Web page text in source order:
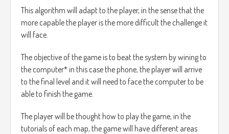
This algorithm will adapt to the player, in the sense that the
more capable the player is the more difficult the challenge it
will face.
The objective of the game is to beat the system by wining to
the computer* in this case the phone, the player will arrive
to the final level and it will need to face the computer to be
able to finish the game.
The player will be thought how to play the game, in the
tutorials of each map, the game will have different areas